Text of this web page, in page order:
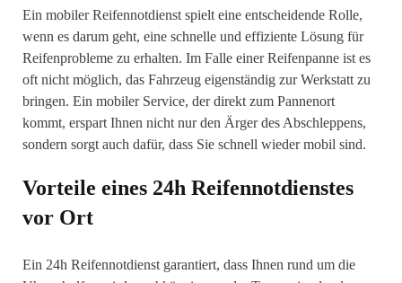
Ein mobiler Reifennotdienst spielt eine entscheidende Rolle,
wenn es darum geht, eine schnelle und effiziente Lösung für
Reifenprobleme zu erhalten. Im Falle einer Reifenpanne ist es
oft nicht möglich, das Fahrzeug eigenständig zur Werkstatt zu
bringen. Ein mobiler Service, der direkt zum Pannenort
kommt, erspart Ihnen nicht nur den Ärger des Abschleppens,
sondern sorgt auch dafür, dass Sie schnell wieder mobil sind.
Vorteile eines 24h Reifennotdienstes
vor Ort
Ein 24h Reifennotdienst garantiert, dass Ihnen rund um die